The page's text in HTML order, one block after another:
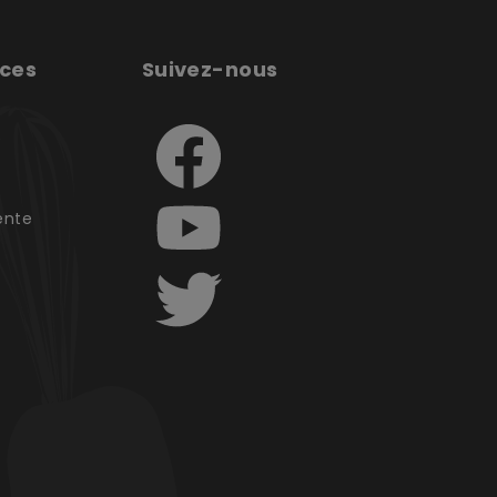
Suivez-nous